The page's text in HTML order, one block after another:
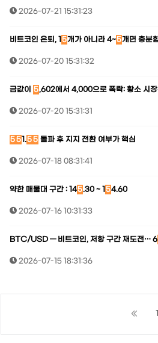
2026-07-21 15:31:23
비트코인 은퇴, 1 5개가 아니라 4~5개면 충분
2026-07-20 15:31:32
금값이 5,602에서 4,000으로 폭락: 황소 시
2026-07-20 15:31:31
551.55 돌파 후 지지 전환 여부가 핵심
2026-07-18 08:31:41
약한 매물대 구간 : 145.30 ~ 1 54.60
2026-07-16 10:31:33
BTC/USD — 비트코인, 저항 구간 재도전… 6
2026-07-15 18:31:36
1